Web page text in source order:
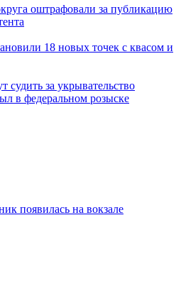
оштрафовали за публикацию
18 новых точек с квасом и
судить за укрывательство
в федеральном розыске
появилась на вокзале